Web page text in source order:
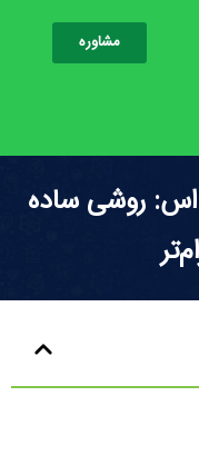
مشاوره
اس: روشی ساده